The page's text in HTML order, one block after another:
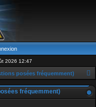
2026 12:47
posées fréquemment)
e
fréquemment)